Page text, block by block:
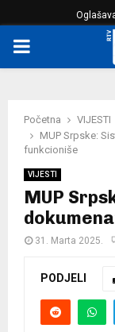
PRIMARY
Početna
VIJESTI
MUP Srpske:
funkcioniše
VIJESTI
MUP
31. Marta 2025.
PODJELI